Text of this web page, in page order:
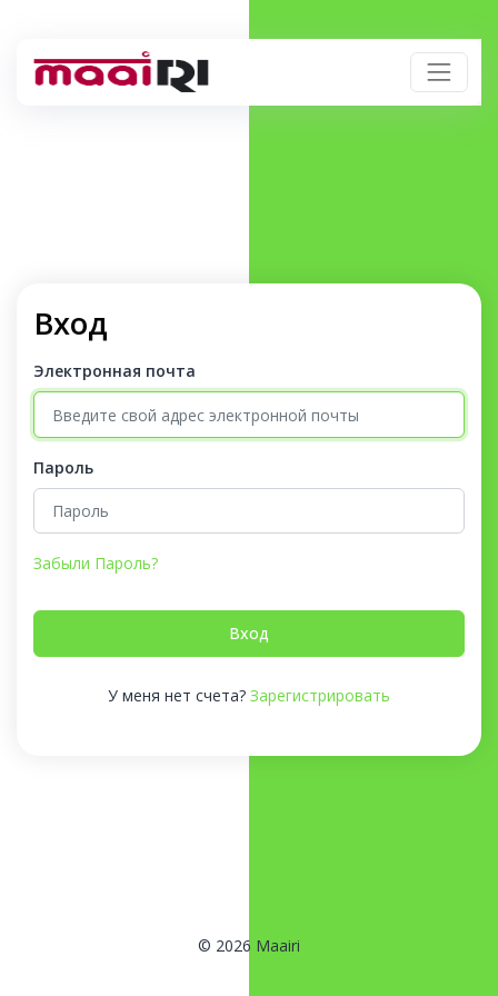
Вход
Электронная почта
Пароль
Забыли Пароль?
Вход
У меня нет счета? Зарегистрировать
© 2026 Maairi